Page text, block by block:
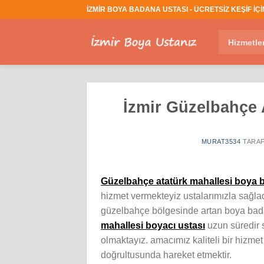
atla
İZMİR BOYA BADANA USTASI - ÜCRETSİZ KEŞİF
İzmir Güzelbahçe
MURAT3534
Güzelbahçe atatürk mahallesi boya
hizmet vermekteyiz ustalarımızla
güzelbahçe bölgesinde artan boya
mahallesi boyacı ustası uzun süredir
olmaktayız. amacımız kaliteli bir
doğrultusunda hareket etmektir.